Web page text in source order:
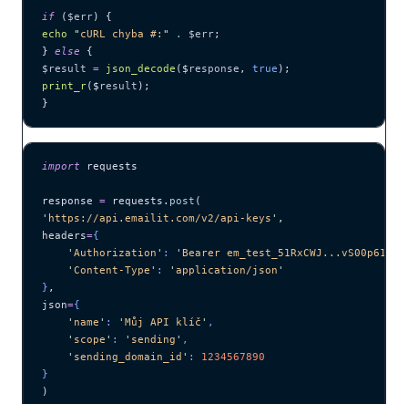
if ( $err) {
echo " cURL chyba #: " . $err;
} else {
$result = json_decode ($ response , true );
print_r($ result );
}
import requests
response = requests. post (
' https://api.emailit.com/v2/api-keys ' ,
headers={
    '
Authorization ' : ' Bearer
    '
Content-Type ' : ' application/json '
} ,
json={
    '
name ' : ' Můj API klíč ' ,
    '
scope ' : ' sending ' ,
    '
sending_domain_id ' : 1234567890
}
)